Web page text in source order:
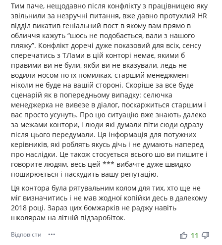
Тим паче, нещодавно після конфлікту з працівницею яку
звільнили за незручні питання, вже давно протухлий HR
відділ викатив геніальний пост в якому вам прямо в
обличчя кажуть “шось не подобається, вали з нашого
пляжу”. Конфлікт доречі дуже показовий для всіх, сенсу
сперечатись з ТЛами в цій конторі немає, якими б
правими ви не були, якби ви не вказували, ледь не
водили носом по їх помилках, старший менеджмент
ніколи не буде на вашій стороні. Скоріше за все буде
сценарій як в попередньому випадку: селючка
менеджерка не вивезе в діалог, поскаржиться старшим і
вас просто усунуть. Про цю ситуацію вже знають далеко
за межами контори, і люди які думали піти сюди одразу
після цього передумали. Ця інформація для потужних
керівників, які роблять якусь дічь і не думають наперед
про наслідки. Це також стосується всього шо ви пишите і
говорите людям, весь цей *** вибачте дуже швидко
поширюється і паскудить вашу репутацію.
Ця контора була рятувальним колом для тих, хто ще не
міг визначитись і не мав жодної копійки десь в далекому
2018 році. Зараз цих бомжарків не раджу навіть
школярам на літній підзаробіток.
Відповісти ••• thumb_up thumb_down
11